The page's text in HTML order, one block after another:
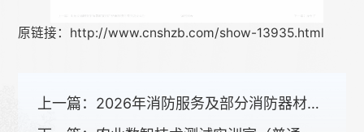
原链接：http://www.cnshzb.com/show-13935.html
上一篇： 2026年消防服务及部分消防器材维修更新采购项目(二次)竞争性磋商公告